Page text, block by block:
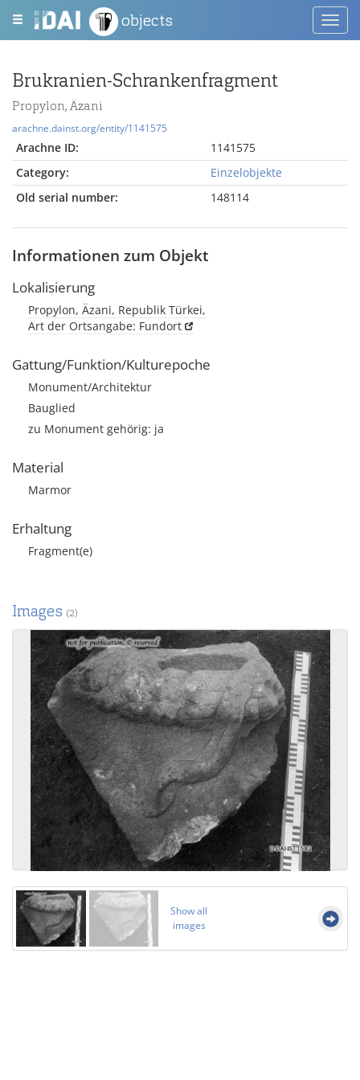
objects
Brukranien-Schrankenfragment
Propylon, Äzani
arachne.dainst.org/entity/1141575
Arachne ID:
1141575
Category:
Einzelobjekte
Old serial number:
148114
Informationen zum Objekt
Lokalisierung
Propylon, Äzani, Republik Türkei,
Art der Ortsangabe: Fundort
Gattung/Funktion/Kulturepoche
Monument/Architektur
Bauglied
zu Monument gehörig: ja
Material
Marmor
Erhaltung
Fragment(e)
Images (2)
Show all
images